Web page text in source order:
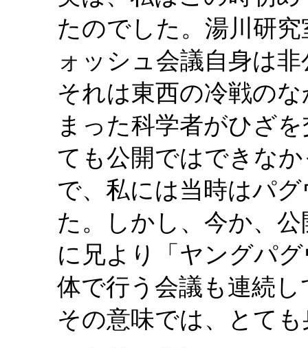
たのでした。湯川研
ォッシュ会議自身は
それは東西の冷戦の
まった科学者がひざ
ても公開ではできな
で、私には当時はパ
た。しかし、今か、
に兄より「ヤングパ
体で行う会議も連続
その意味では、とて